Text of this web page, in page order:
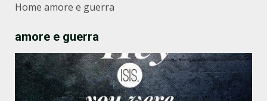
Home amore e guerra
amore e guerra